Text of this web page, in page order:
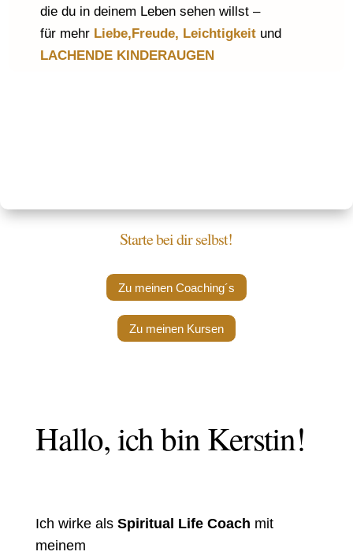
die du in deinem Leben sehen willst –
für mehr Liebe,Freude, Leichtigkeit und
LACHENDE KINDERAUGEN
Starte bei dir selbst!
Zu meinen Coaching´s
Zu meinen Kursen
Hallo, ich bin Kerstin!
Ich wirke als Spiritual Life Coach mit
meinem